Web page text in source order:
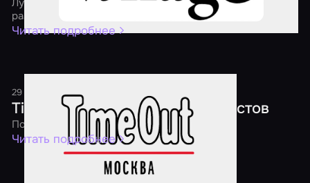
раздадут скидки уже четвертый год подряд
Читать подробнее
29 декабря 2018
Time Out: Новый год в мире квестов
Подарки каждому игроку!
Читать подробнее